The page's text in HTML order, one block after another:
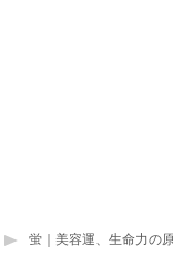
蛍｜美容運、生命力の